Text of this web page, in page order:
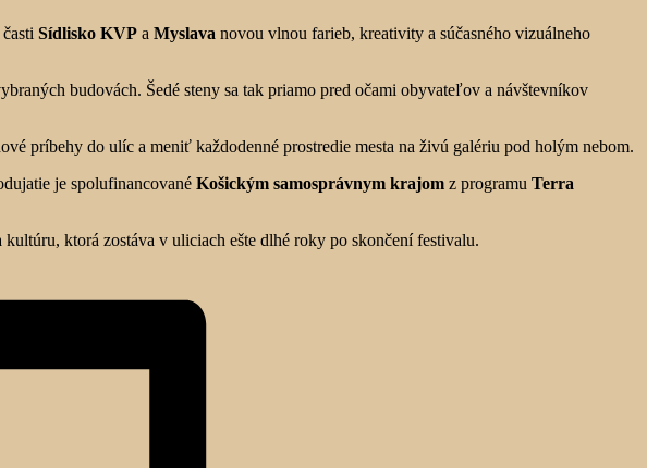
Sídlisko KVP a Myslava novou vlnou farieb, kreativity a súčasného vizuálneho
budovách. Šedé steny sa tak priamo pred očami obyvateľov a návštevníkov
príbehy do ulíc a meniť každodenné prostredie mesta na živú galériu pod holým nebom.
je spolufinancované Košickým samosprávnym krajom z programu Terra
ktorá zostáva v uliciach ešte dlhé roky po skončení festivalu.